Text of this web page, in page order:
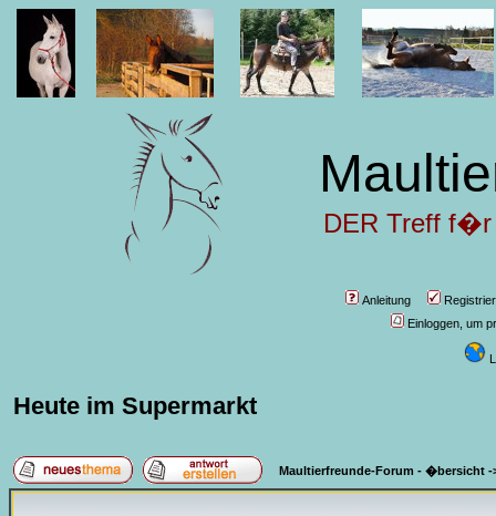
DER Treff f�r
Anleitung
Einloggen, um
Heute im Supermarkt
Maultierfreunde-Forum - �bersicht -